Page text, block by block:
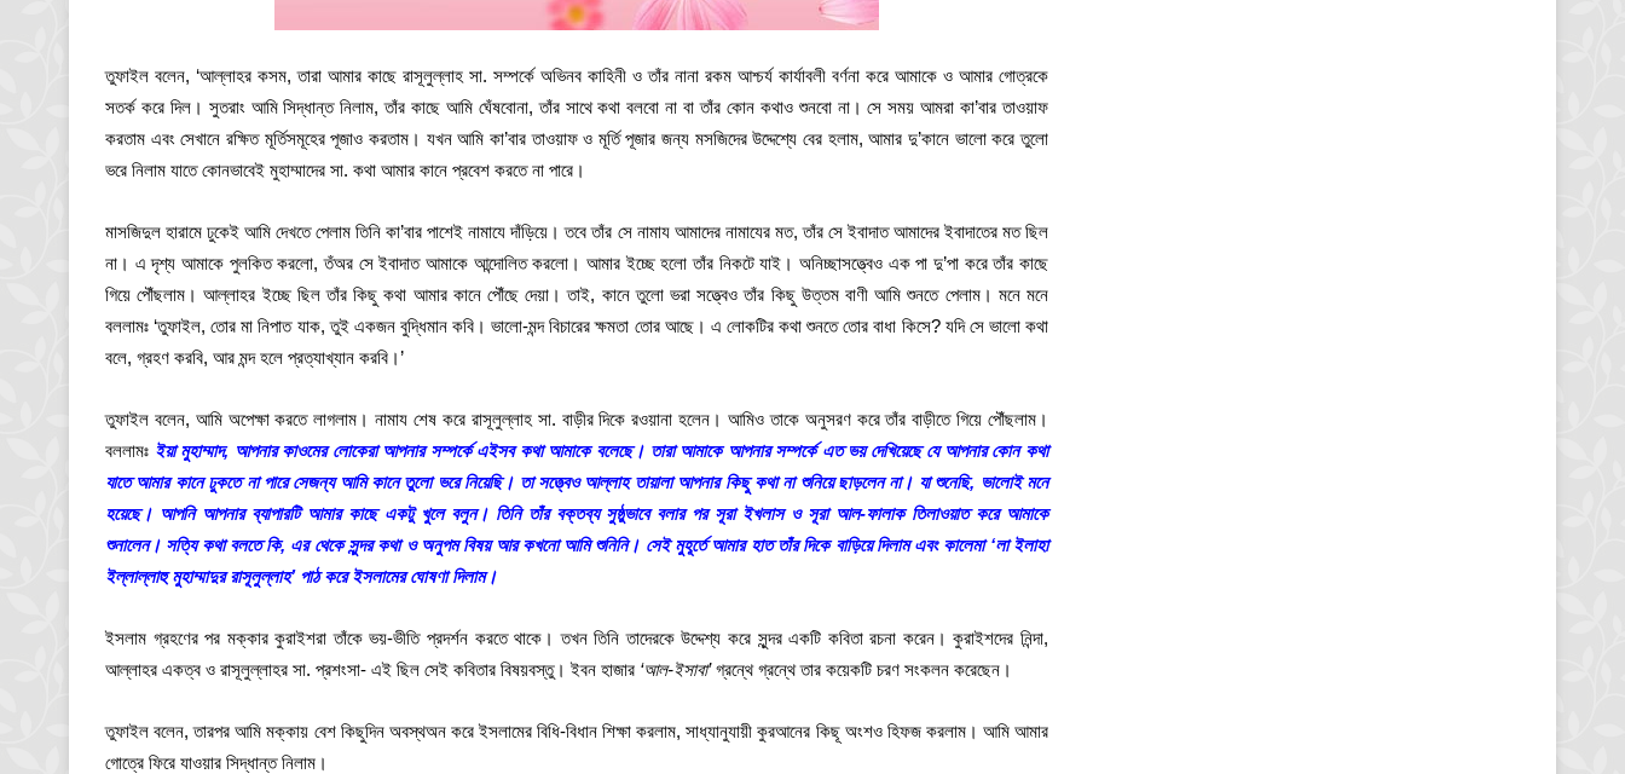
তুফাইল বলেন, ‘আল্লাহর কসম, তারা আমার কাছে রাসূলুল্লাহ সা. সম্পর্কে অভিনব কাহিনী ও তাঁর নানা রকম আশ্চর্য কার্যাবলী বর্ণনা করে আমাকে ও আমার গোত্রকে
সতর্ক করে দিল। সুতরাং আমি সিদ্ধান্ত নিলাম, তাঁর কাছে আমি ঘেঁষবোনা, তাঁর সাথে কথা বলবো না বা তাঁর কোন কথাও শুনবো না। সে সময় আমরা কা’বার তাওয়াফ
করতাম এবং সেখানে রক্ষিত মূর্তিসমূহের পূজাও করতাম। যখন আমি কা’বার তাওয়াফ ও মূর্তি পূজার জন্য মসজিদের উদ্দেশ্যে বের হলাম, আমার দু’কানে ভালো করে তুলো
ভরে নিলাম যাতে কোনভাবেই মুহাম্মাদের সা. কথা আমার কানে প্রবেশ করতে না পারে।
মাসজিদুল হারামে ঢুকেই আমি দেখতে পেলাম তিনি কা’বার পাশেই নামাযে দাঁড়িয়ে। তবে তাঁর সে নামায আমাদের নামাযের মত, তাঁর সে ইবাদাত আমাদের ইবাদাতের মত ছিল
না। এ দৃশ্য আমাকে পুলকিত করলো, তঁঅর সে ইবাদাত আমাকে আন্দোলিত করলো। আমার ইচ্ছে হলো তাঁর নিকটে যাই। অনিচ্ছাসত্ত্বেও এক পা দু’পা করে তাঁর কাছে
গিয়ে পৌঁছলাম। আল্লাহর ইচ্ছে ছিল তাঁর কিছু কথা আমার কানে পৌঁছে দেয়া। তাই, কানে তুলো ভরা সত্ত্বেও তাঁর কিছু উত্তম বাণী আমি শুনতে পেলাম। মনে মনে
বললামঃ ‘তুফাইল, তোর মা নিপাত যাক, তুই একজন বুদ্ধিমান কবি। ভালো-মন্দ বিচারের ক্ষমতা তোর আছে। এ লোকটির কথা শুনতে তোর বাধা কিসে? যদি সে ভালো কথা
বলে, গ্রহণ করবি, আর মন্দ হলে প্রত্যাখ্যান করবি।’
তুফাইল বলেন, আমি অপেক্ষা করতে লাগলাম। নামায শেষ করে রাসূলুল্লাহ সা. বাড়ীর দিকে রওয়ানা হলেন। আমিও তাকে অনুসরণ করে তাঁর বাড়ীতে গিয়ে পৌঁছলাম।
বললামঃ ইয়া মুহাম্মাদ, আপনার কাওমের লোকেরা আপনার সম্পর্কে এইসব কথা আমাকে বলেছে। তারা আমাকে আপনার সম্পর্কে এত ভয় দেখিয়েছে যে আপনার কোন কথা
যাতে আমার কানে ঢুকতে না পারে সেজন্য আমি কানে তুলো ভরে নিয়েছি। তা সত্ত্বেও আল্লাহ তায়ালা আপনার কিছু কথা না শুনিয়ে ছাড়লেন না। যা শুনেছি, ভালোই মনে
হয়েছে। আপনি আপনার ব্যাপারটি আমার কাছে একটু খুলে বলুন। তিনি তাঁর বক্তব্য সুষ্ঠুভাবে বলার পর সূরা ইখলাস ও সূরা আল-ফালাক তিলাওয়াত করে আমাকে
শুনালেন। সত্যি কথা বলতে কি, এর থেকে সুন্দর কথা ও অনুপম বিষয় আর কখনো আমি শুনিনি। সেই মুহূর্তে আমার হাত তাঁর দিকে বাড়িয়ে দিলাম এবং কালেমা ‘লা ইলাহা
ইল্লাল্লাহু মুহাম্মাদুর রাসূলুল্লাহ’ পাঠ করে ইসলামের ঘোষণা দিলাম।
ইসলাম গ্রহণের পর মক্কার কুরাইশরা তাঁকে ভয়-ভীতি প্রদর্শন করতে থাকে। তখন তিনি তাদেরকে উদ্দেশ্য করে সুন্দর একটি কবিতা রচনা করেন। কুরাইশদের নিন্দা,
আল্লাহর একত্ব ও রাসূলুল্লাহর সা. প্রশংসা- এই ছিল সেই কবিতার বিষয়বস্তু। ইবন হাজার ‘আল-ইসাবা’গ্রন্থে গ্রন্থে তার কয়েকটি চরণ সংকলন করেছেন।
তুফাইল বলেন, তারপর আমি মক্কায় বেশ কিছুদিন অবস্থঅন করে ইসলামের বিধি-বিধান শিক্ষা করলাম, সাধ্যানুযায়ী কুরআনের কিছূ অংশও হিফজ করলাম। আমি আমার
গোত্রে ফিরে যাওয়ার সিদ্ধান্ত নিলাম।